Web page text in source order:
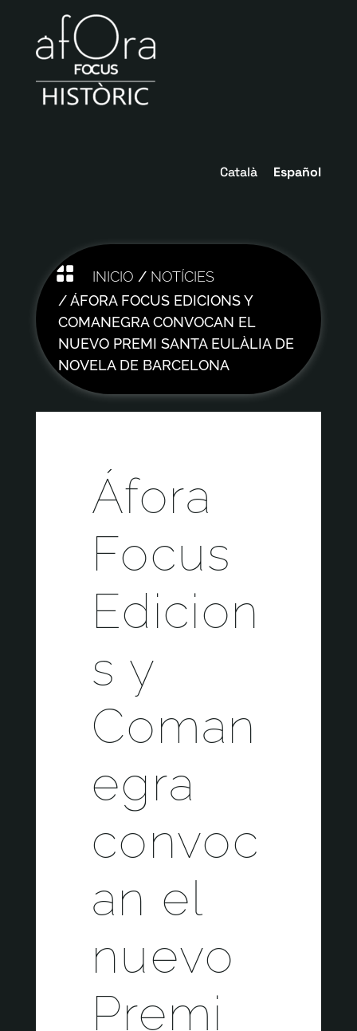
Català Español
 INICIO / NOTÍCIES
/ ÁFORA FOCUS EDICIONS Y
COMANEGRA CONVOCAN EL
NUEVO PREMI SANTA EULÀLIA DE
NOVELA DE BARCELONA
Áfora
Focus
Edicion
s y
Coman
egra
convoc
an el
nuevo
Premi